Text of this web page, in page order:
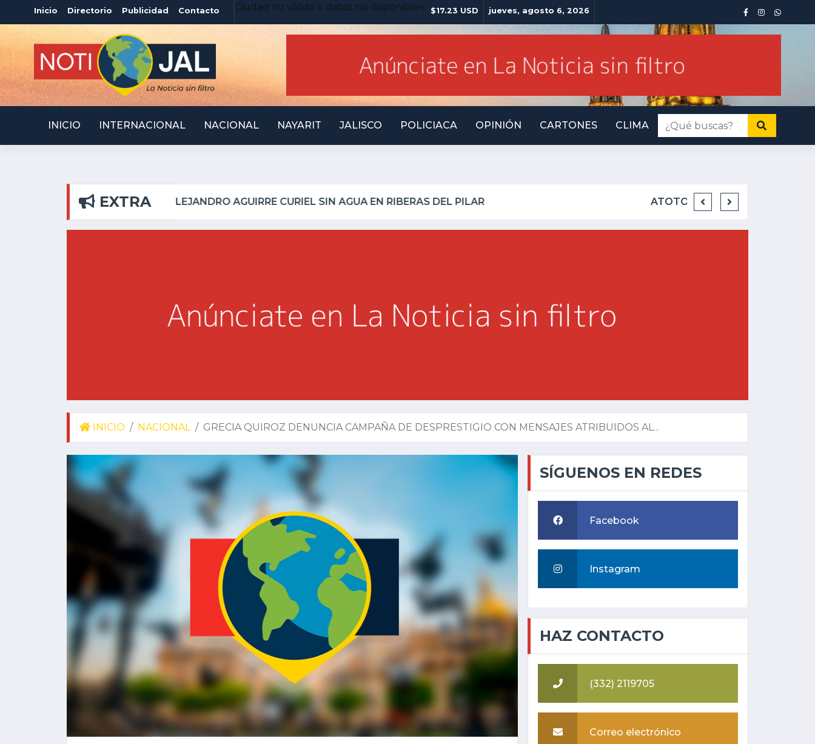
Inicio Directorio Publicidad Contacto Ciudad no válida o datos no disponibles. $17.23 USD jueves, agosto 6, 2026
INICIO INTERNACIONAL NACIONAL NAYARIT JALISCO POLICIACA OPINIÓN CARTONES CLIMA
EXTRA ATOTONILQUILLO INSEGURO Y AL VIRREY NO LE IMPORTA INMINENTE
INICIO NACIONAL GRECIA QUIROZ DENUNCIA CAMPAÑA DE DESPRESTIGIO CON MENSAJES ATRIBUIDOS AL...
SÍGUENOS EN REDES
Facebook
Instagram
HAZ CONTACTO
(332) 2119705
Correo electrónico